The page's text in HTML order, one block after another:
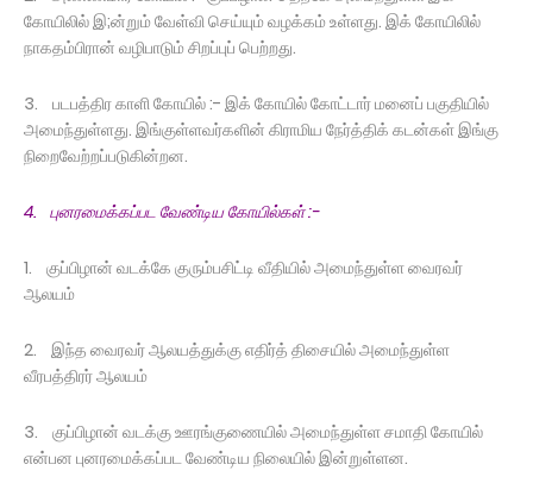
கோயிலில் இ;ன்றும் வேள்வி செய்யும் வழக்கம் உள்ளது. இக் கோயிலில்
நாகதம்பிரான் வழிபாடும் சிறப்புப் பெற்றது.
3. படபத்திர காளி கோயில் :- இக் கோயில் கோட்டார் மனைப் பகுதியில்
அமைந்துள்ளது. இங்குள்ளவர்களின் கிராமிய நேர்த்திக் கடன்கள் இங்கு
நிறைவேற்றப்படுகின்றன.
4. புனரமைக்கப்பட வேண்டிய கோயில்கள் :-
1. குப்பிழான் வடக்கே குரும்பசிட்டி வீதியில் அமைந்துள்ள வைரவர்
ஆலயம்
2. இந்த வைரவர் ஆலயத்துக்கு எதிர்த் திசையில் அமைந்துள்ள
வீரபத்திரர் ஆலயம்
3. குப்பிழான் வடக்கு ஊரங்குணையில் அமைந்துள்ள சமாதி கோயில்
என்பன புனரமைக்கப்பட வேண்டிய நிலையில் இன்றுள்ளன.